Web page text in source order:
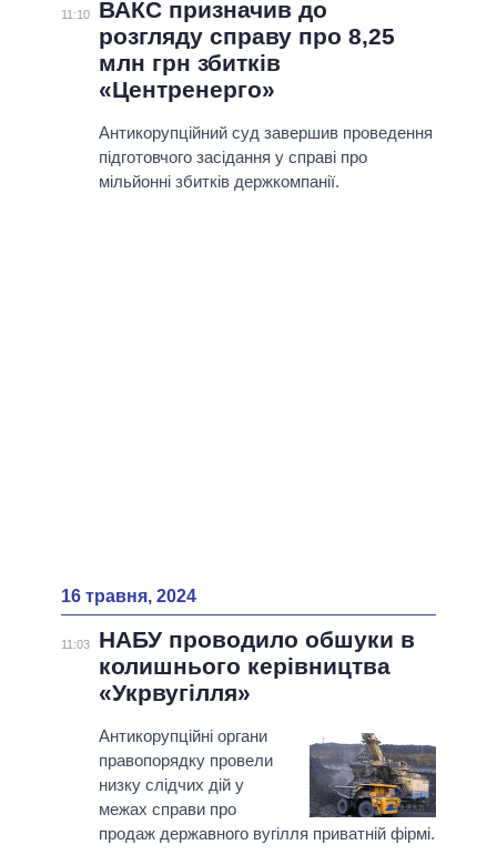
11:10
ВАКС призначив до
розгляду справу про 8,25
млн грн збитків
«Центренерго»
Антикорупційний суд завершив проведення
підготовчого засідання у справі про
мільйонні збитків держкомпанії.
16 травня, 2024
11:03
НАБУ проводило обшуки в
колишнього керівництва
«Укрвугілля»
Антикорупційні органи
правопорядку провели
низку слідчих дій у
межах справи про
продаж державного вугілля приватній фірмі.